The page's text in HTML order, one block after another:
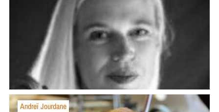
Andreï Jourdane